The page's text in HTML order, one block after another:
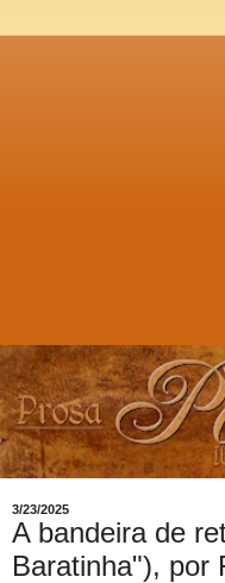
3/23/2025
A bandeira de
Baratinha"), por